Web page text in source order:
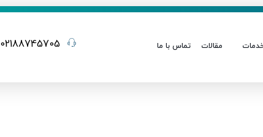
مقالات تماس با ما 02188745705